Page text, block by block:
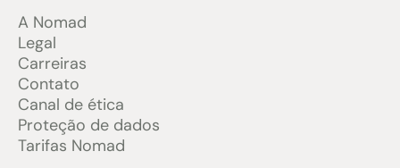
A Nomad
Legal
Carreiras
Contato
Canal de ética
Proteção de dados
Tarifas Nomad